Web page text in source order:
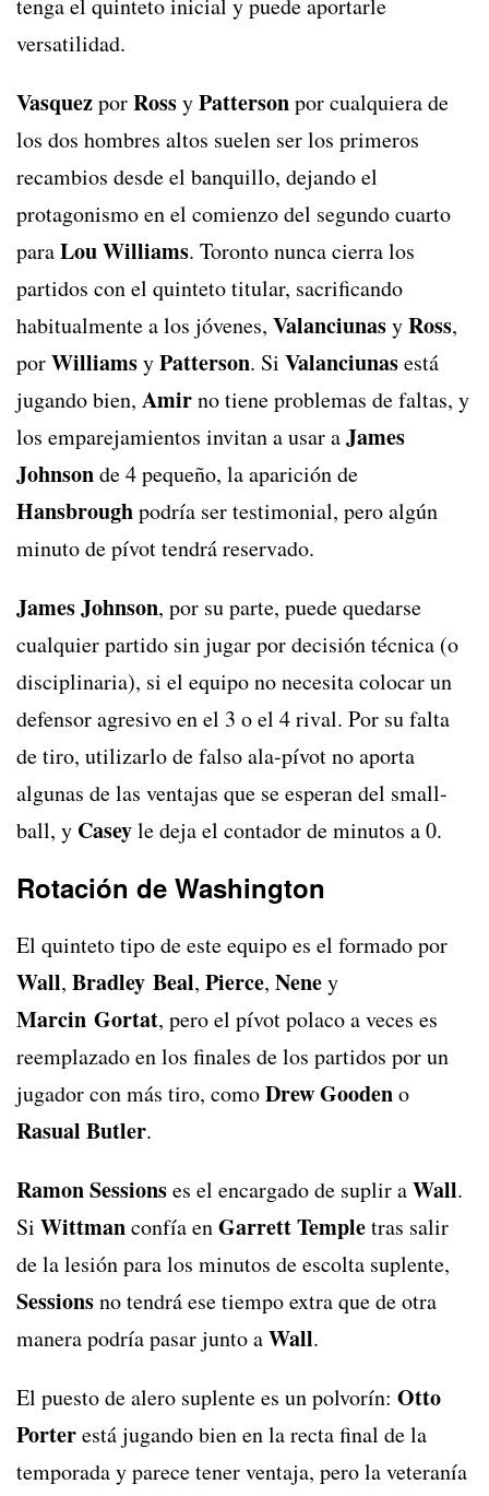
tenga el quinteto inicial y puede aportarle
versatilidad.
VasquezporRossyPattersonpor cualquiera de
los dos hombres altos suelen ser los primeros
recambios desde el banquillo, dejando el
protagonismo en el comienzo del segundo cuarto
paraLou Williams. Toronto nunca cierra los
partidos con el quinteto titular, sacrificando
habitualmente a los jóvenes, ValanciunasyRoss,
porWilliamsyPatterson. Si Valanciunasestá
jugando bien, Amirno tiene problemas de faltas, y
los emparejamientos invitan a usar aJames
Johnsonde 4 pequeño, la aparición de
Hansbroughpodría ser testimonial, pero algún
minuto de pívot tendrá reservado.
James Johnson, por su parte, puede quedarse
cualquier partido sin jugar por decisión técnica (o
disciplinaria), si el equipo no necesita colocar un
defensor agresivo en el 3 o el 4 rival. Por su falta
de tiro, utilizarlo de falso ala-pívot no aporta
algunas de las ventajas que se esperan del small-
ball, y Caseyle deja el contador de minutos a 0.
Rotación de Washington
El quinteto tipo de este equipo es el formado por
Wall, Bradley Beal, Pierce, Neney
Marcin Gortat, pero el pívot polaco a veces es
reemplazado en los finales de los partidos por un
jugador con más tiro, comoDrew Goodeno
Rasual Butler.
Ramon Sessionses el encargado de suplir aWall.
Si Wittmanconfía enGarrett Templetras salir
de la lesión para los minutos de escolta suplente,
Sessionsno tendrá ese tiempo extra que de otra
manera podría pasar junto aWall.
El puesto de alero suplente es un polvorín: Otto
Porterestá jugando bien en la recta final de la
temporada y parece tener ventaja, pero la veteranía